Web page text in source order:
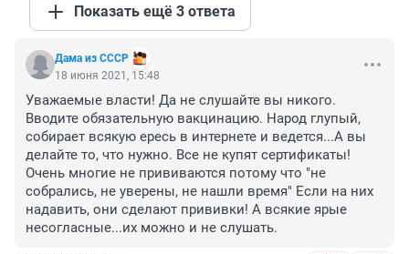
Показать ещё 3 ответа
Дама из СССР
18 июня 2021, 15:48
Уважаемые власти! Да не слушайте вы никого.
Вводите обязательную вакцинацию. Народ глупый,
собирает всякую ересь в интернете и ведется...А вы
делайте то, что нужно. Все не купят сертификаты!
Очень многие не прививаются потому что "не
собрались, не уверены, не нашли время" Если на них
надавить, они сделают прививки! А всякие ярые
несогласные...их можно и не слушать.